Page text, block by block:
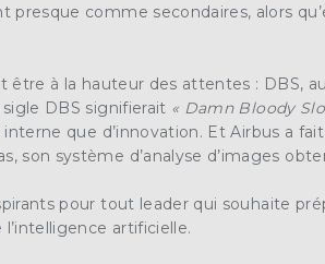
presque comme secondaires, alors
être à la hauteur des attentes : DBS,
DBS signifierait « Damn Bloody
que d’innovation. Et Airbus a
son système d’analyse d’images
pour tout leader qui souhaite
artificielle.